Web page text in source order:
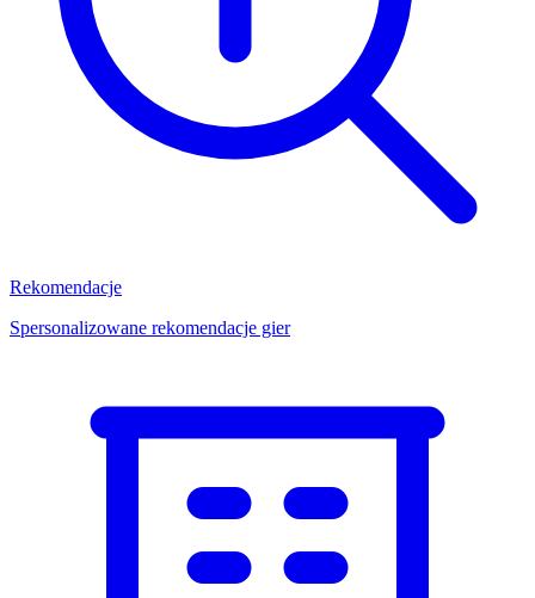
Rekomendacje
Spersonalizowane rekomendacje gier